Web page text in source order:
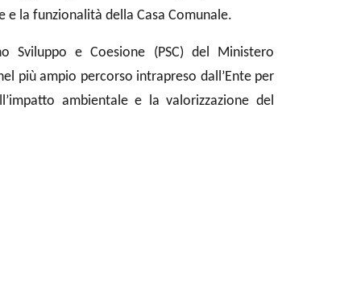
e la funzionalità della Casa Comunale.
Sviluppo e Coesione (PSC) del Ministero
più ampio percorso intrapreso dall’Ente per
ambientale e la valorizzazione del